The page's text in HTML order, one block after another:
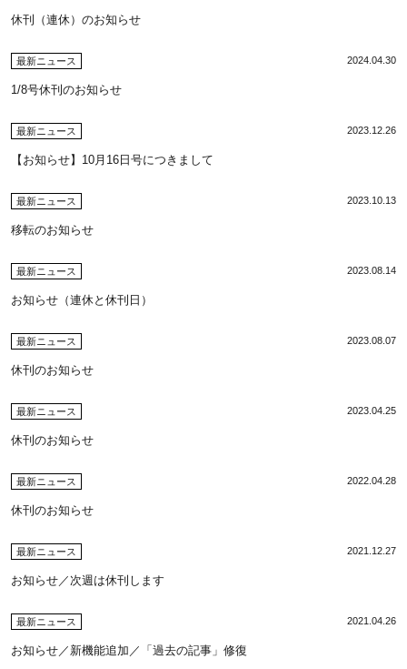
休刊（連休）のお知らせ
最新ニュース 2024.04.30
1/8号休刊のお知らせ
最新ニュース 2023.12.26
【お知らせ】10月16日号につきまして
最新ニュース 2023.10.13
移転のお知らせ
最新ニュース 2023.08.14
お知らせ（連休と休刊日）
最新ニュース 2023.08.07
休刊のお知らせ
最新ニュース 2023.04.25
休刊のお知らせ
最新ニュース 2022.04.28
休刊のお知らせ
最新ニュース 2021.12.27
お知らせ／次週は休刊します
最新ニュース 2021.04.26
お知らせ／新機能追加／「過去の記事」修復